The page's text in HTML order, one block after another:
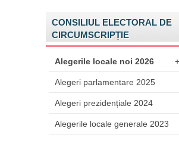
CONSILIUL ELECTORAL DE
CIRCUMSCRIPȚIE
Alegerile locale noi 2026 +
Alegeri parlamentare 2025
Alegeri prezidențiale 2024
Alegerile locale generale 2023